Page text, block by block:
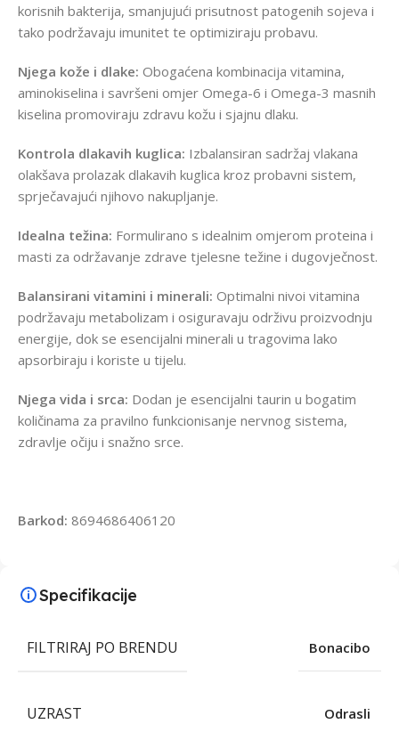
korisnih bakterija, smanjujući prisutnost patogenih sojeva i
tako podržavaju imunitet te optimiziraju probavu.
Njega kože i dlake: Obogaćena kombinacija vitamina,
aminokiselina i savršeni omjer Omega-6 i Omega-3 masnih
kiselina promoviraju zdravu kožu i sjajnu dlaku.
Kontrola dlakavih kuglica: Izbalansiran sadržaj vlakana
olakšava prolazak dlakavih kuglica kroz probavni sistem,
sprječavajući njihovo nakupljanje.
Idealna težina: Formulirano s idealnim omjerom proteina i
masti za održavanje zdrave tjelesne težine i dugovječnost.
Balansirani vitamini i minerali: Optimalni nivoi vitamina
podržavaju metabolizam i osiguravaju održivu proizvodnju
energije, dok se esencijalni minerali u tragovima lako
apsorbiraju i koriste u tijelu.
Njega vida i srca: Dodan je esencijalni taurin u bogatim
količinama za pravilno funkcionisanje nervnog sistema,
zdravlje očiju i snažno srce.
Barkod: 8694686406120
Specifikacije
FILTRIRAJ PO BRENDU Bonacibo
UZRAST Odrasli